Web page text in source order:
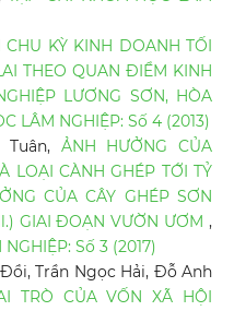
KỲ KINH DOANH TỐI
THEO QUAN ĐIỂM KINH
LƯƠNG SƠN, HÒA
LÂM NGHIỆP: Số 4 (2013)
ẢNH HƯỞNG CỦA
LOẠI CÀNH GHÉP TỚI TỶ
CỦA CÂY GHÉP SƠN
GIAI ĐOẠN VƯỜN ƯƠM,
Số 3 (2017)
Trần Ngọc Hải, Đỗ Anh
TRÒ CỦA VỐN XÃ HỘI